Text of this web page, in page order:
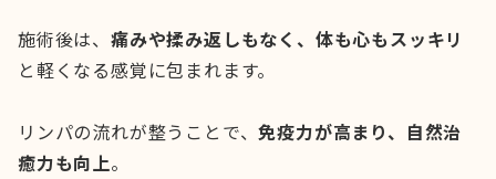
施術後は、 痛みや揉み返しもなく、体も心もスッキリ
と軽くなる感覚に包まれます。
リンパの流れが整うことで、免疫力が高まり、自然治
癒力も向上。